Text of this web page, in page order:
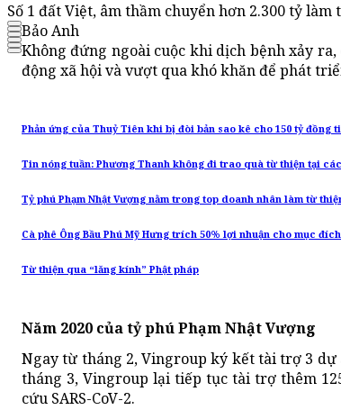
Số 1 đất Việt, âm thầm chuyển hơn 2.300 tỷ làm
Bảo Anh
Không đứng ngoài cuộc khi dịch bệnh xảy
động xã hội và vượt qua khó khăn để phát
Phản ứng của Thuỷ Tiên khi bị đòi bản sao kê cho 150 tỷ đồng
Tin nóng tuần: Phương Thanh không đi trao quà từ thiện tại
Tỷ phú Phạm Nhật Vượng nằm trong top doanh nhân làm từ
Cà phê Ông Bầu Phú Mỹ Hưng trích 50% lợi nhuận cho mục
Từ thiện qua “lăng kính” Phật pháp
Năm 2020 của tỷ phú Phạm Nhật Vượng
Ngay từ tháng 2, Vingroup ký kết tài trợ 3 dự
tháng 3, Vingroup lại tiếp tục tài trợ thêm
cứu SARS-CoV-2.